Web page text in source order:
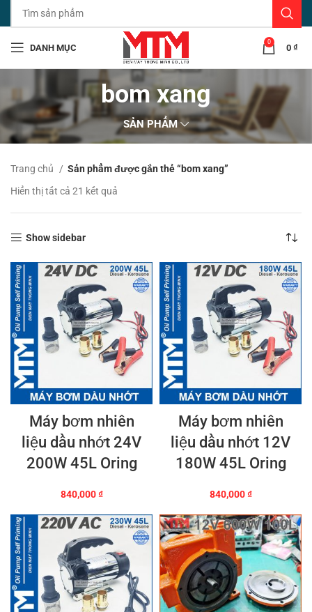
DANH MỤC
0
0 ₫
bom xang
SẢN PHẨM
Trang chủ
Sản phẩm được gắn thẻ “bom xang”
Hiển thị tất cả 21 kết quả
nhất
Show sidebar
Máy bơm nhiên
liệu dầu nhớt 24V
200W 45L Oring
840,000₫
Máy bơm nhiên
liệu dầu nhớt 12V
180W 45L Oring
840,000₫